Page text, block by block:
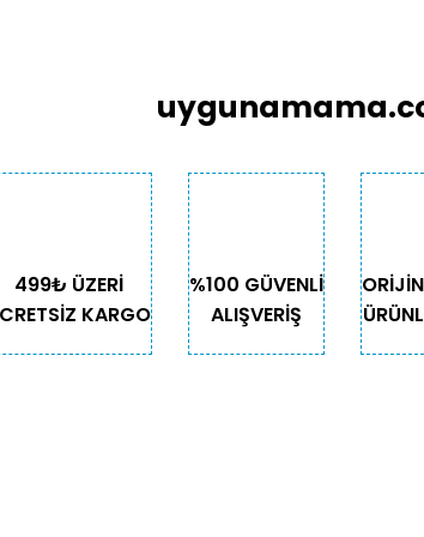
hatalar bulunuyor.
benzer farklı alternatifler olmalı.
499₺ ÜZERİ
KARGO
%100 GÜVENLİ
ALIŞVERİŞ